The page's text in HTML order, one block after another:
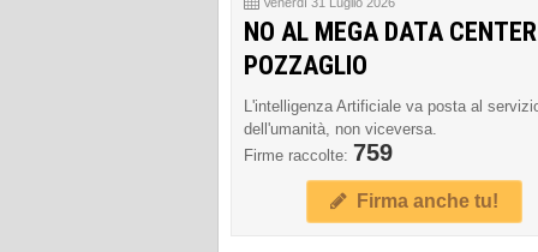
NO AL MEGA DATA
POZZAGLIO
L'intelligenza Artificiale va posta al
dell'umanità, non viceversa.
Firme raccolte: 759
Firma anche tu!